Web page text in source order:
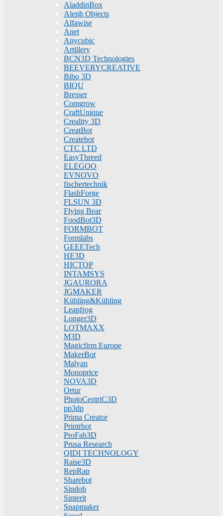
AladdinBox
Aleph Objects
Alfawise
Anet
Anycubic
Artillery
BCN3D Technologies
BEEVERYCREATIVE
Bibo 3D
BIQU
Bresser
Comgrow
CraftUnique
Creality 3D
CreatBot
Createbot
CTC LTD
EasyThreed
ELEGOO
EVNOVO
fischertechnik
FlashForge
FLSUN 3D
Flying Bear
FoodBot3D
FORMBOT
Formlabs
GEEETech
HE3D
HICTOP
INTAMSYS
JGAURORA
JGMAKER
Kühling&Kühling
Leapfrog
Longer3D
LOTMAXX
M3D
Magicfirm Europe
MakerBot
Malyan
Monoprice
NOVA3D
Ortur
PhotoCentriC3D
pp3dp
Prima Creator
Printrbot
ProFab3D
Prusa Research
QIDI TECHNOLOGY
Raise3D
RepRap
Sharebot
Sindoh
Sinterit
Snapmaker